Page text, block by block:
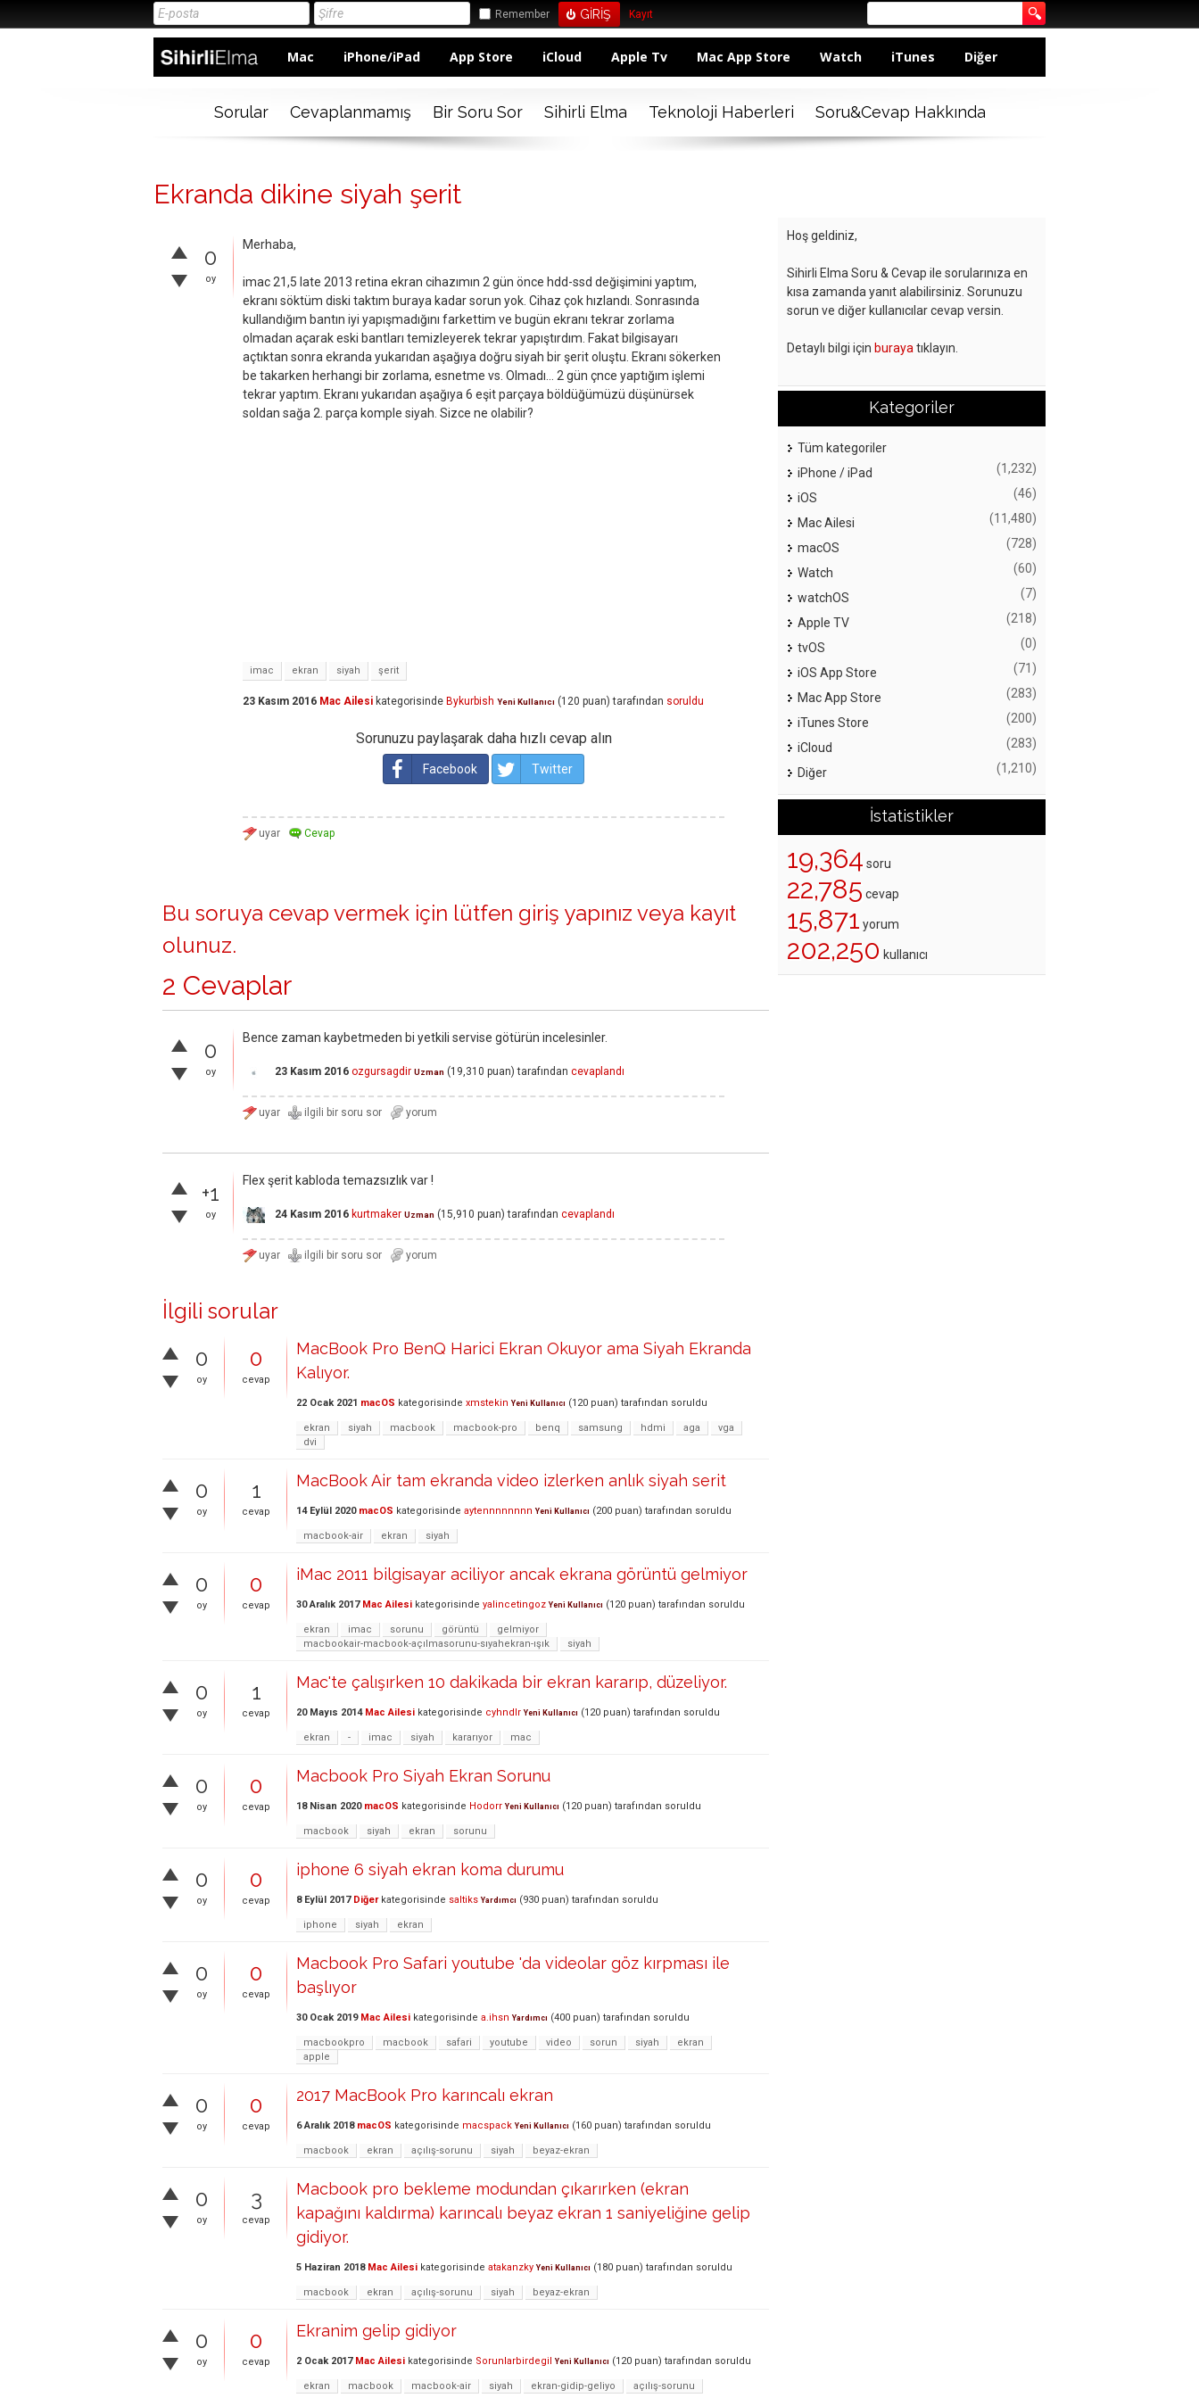
Remember Kayıt
Mac iPhone/iPad App Store iCloud Apple Tv Mac App Store Watch iTunes Diğer
Sorular Cevaplanmamış Bir Soru Sor Sihirli Elma Teknoloji Haberleri Soru&Cevap Hakkında
Ekranda dikine siyah şerit
0
oy
Merhaba,
imac 21,5 late 2013 retina ekran cihazımın 2 gün önce hdd-ssd değişimini yaptım,
ekranı söktüm diski taktım buraya kadar sorun yok. Cihaz çok hızlandı. Sonrasında
kullandığım bantın iyi yapışmadığını farkettim ve bugün ekranı tekrar zorlama
olmadan açarak eski bantları temizleyerek tekrar yapıştırdım. Fakat bilgisayarı
açtıktan sonra ekranda yukarıdan aşağıya doğru siyah bir şerit oluştu. Ekranı sökerken
be takarken herhangi bir zorlama, esnetme vs. Olmadı... 2 gün çnce yaptığım işlemi
tekrar yaptım. Ekranı yukarıdan aşağıya 6 eşit parçaya böldüğümüzü düşünürsek
soldan sağa 2. parça komple siyah. Sizce ne olabilir?
imac ekran siyah şerit
23 Kasım 2016 Mac Ailesi kategorisinde Bykurbish Yeni Kullanıcı (120 puan) tarafından soruldu
Sorunuzu paylaşarak daha hızlı cevap alın
Facebook Twitter
Bu soruya cevap vermek için lütfen giriş yapınız veya kayıt
olunuz.
2 Cevaplar
0
oy
Bence zaman kaybetmeden bi yetkili servise götürün incelesinler.
23 Kasım 2016 ozgursagdir Uzman (19,310 puan) tarafından cevaplandı
+1
oy
Flex şerit kabloda temazsızlık var !
24 Kasım 2016 kurtmaker Uzman (15,910 puan) tarafından cevaplandı
İlgili sorular
0
oy
0
cevap
MacBook Pro BenQ Harici Ekran Okuyor ama Siyah Ekranda
Kalıyor.
22 Ocak 2021 macOS kategorisinde xmstekin Yeni Kullanıcı (120 puan) tarafından soruldu
ekran siyah macbook macbook-pro benq samsung hdmi aga
vga
dvi
0
oy
1
cevap
MacBook Air tam ekranda video izlerken anlık siyah serit
14 Eylül 2020 macOS kategorisinde aytennnnnnnn Yeni Kullanıcı (200 puan) tarafından soruldu
macbook-air ekran siyah
0
oy
0
cevap
iMac 2011 bilgisayar aciliyor ancak ekrana görüntü gelmiyor
30 Aralık 2017 Mac Ailesi kategorisinde yalincetingoz Yeni Kullanıcı (120 puan) tarafından soruldu
ekran imac sorunu görüntü
gelmiyor
macbookair-macbook-açılmasorunu-sıyahekran-ışık
siyah
0
oy
1
cevap
Mac'te çalışırken 10 dakikada bir ekran kararıp, düzeliyor.
20 Mayıs 2014 Mac Ailesi kategorisinde cyhndlr Yeni Kullanıcı (120 puan) tarafından soruldu
ekran - imac siyah kararıyor mac
0
oy
0
cevap
Macbook Pro Siyah Ekran Sorunu
18 Nisan 2020 macOS kategorisinde Hodorr Yeni Kullanıcı (120 puan) tarafından soruldu
macbook siyah ekran sorunu
0
oy
0
cevap
iphone 6 siyah ekran koma durumu
8 Eylül 2017 Diğerkategorisinde saltiks Yardımcı (930 puan) tarafından soruldu
iphone siyah ekran
0
oy
0
cevap
Macbook Pro Safari youtube 'da videolar göz kırpması ile
başlıyor
30 Ocak 2019 Mac Ailesi kategorisinde a.ihsn Yardımcı (400 puan) tarafından soruldu
macbookpro macbook safari youtube video sorun siyah
ekran
apple
0
oy
0
cevap
2017 MacBook Pro karıncalı ekran
6 Aralık 2018 macOS kategorisinde macspack Yeni Kullanıcı (160 puan) tarafından soruldu
macbook ekran açılış-sorunu siyah beyaz-ekran
0
oy
3
cevap
Macbook pro bekleme modundan çıkarırken (ekran
kapağını kaldırma) karıncalı beyaz ekran 1 saniyeliğine gelip
gidiyor.
5 Haziran 2018 Mac Ailesi kategorisinde atakanzky Yeni Kullanıcı (180 puan) tarafından soruldu
macbook ekran açılış-sorunu siyah beyaz-ekran
0
oy
0
cevap
Ekranim gelip gidiyor
2 Ocak 2017 Mac Ailesi kategorisinde Sorunlarbirdegil Yeni Kullanıcı (120 puan) tarafından soruldu
ekran macbook macbook-air siyah ekran-gidip-geliyo açılış-sorunu
Hoş geldiniz,
Sihirli Elma Soru & Cevap ile sorularınıza en
kısa zamanda yanıt alabilirsiniz. Sorunuzu
sorun ve diğer kullanıcılar cevap versin.
Detaylı bilgi için buraya tıklayın.
Kategoriler
Tüm kategoriler
iPhone / iPad
(1,232)
iOS (46)
Mac Ailesi (11,480)
macOS (728)
Watch (60)
watchOS (7)
Apple TV (218)
tvOS (0)
iOS App Store (71)
Mac App Store (283)
iTunes Store (200)
iCloud (283)
Diğer (1,210)
İstatistikler
19,364 soru
22,785 cevap
15,871 yorum
202,250 kullanıcı